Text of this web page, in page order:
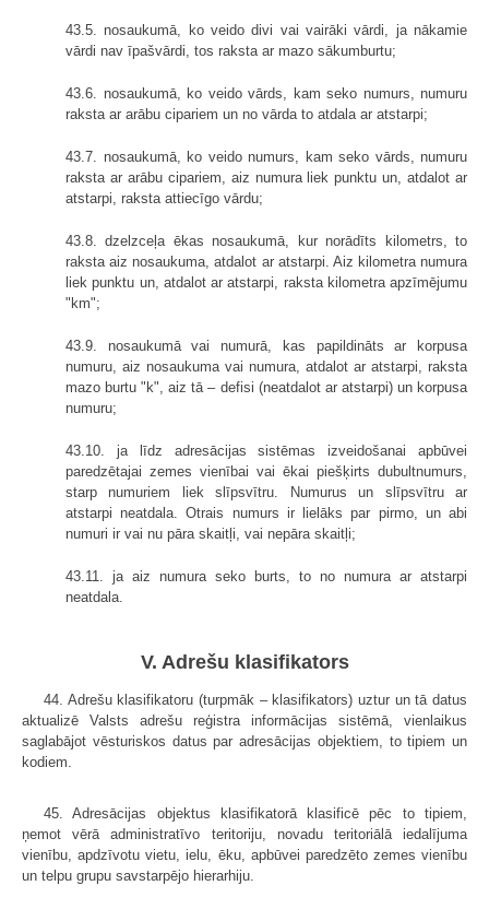
43.5. nosaukumā, ko veido divi vai vairāki vārdi, ja nākamie
vārdi nav īpašvārdi, tos raksta ar mazo sākumburtu;
43.6. nosaukumā, ko veido vārds, kam seko numurs, numuru
raksta ar arābu cipariem un no vārda to atdala ar atstarpi;
43.7. nosaukumā, ko veido numurs, kam seko vārds, numuru
raksta ar arābu cipariem, aiz numura liek punktu un, atdalot ar
atstarpi, raksta attiecīgo vārdu;
43.8. dzelzceļa ēkas nosaukumā, kur norādīts kilometrs, to
raksta aiz nosaukuma, atdalot ar atstarpi. Aiz kilometra numura
liek punktu un, atdalot ar atstarpi, raksta kilometra apzīmējumu
"km";
43.9. nosaukumā vai numurā, kas papildināts ar korpusa
numuru, aiz nosaukuma vai numura, atdalot ar atstarpi, raksta
mazo burtu "k", aiz tā – defisi (neatdalot ar atstarpi) un korpusa
numuru;
43.10. ja līdz adresācijas sistēmas izveidošanai apbūvei
paredzētajai zemes vienībai vai ēkai piešķirts dubultnumurs,
starp numuriem liek slīpsvītru. Numurus un slīpsvītru ar
atstarpi neatdala. Otrais numurs ir lielāks par pirmo, un abi
numuri ir vai nu pāra skaitļi, vai nepāra skaitļi;
43.11. ja aiz numura seko burts, to no numura ar atstarpi
neatdala.
V. Adrešu klasifikators
44. Adrešu klasifikatoru (turpmāk – klasifikators) uztur un tā datus
aktualizē Valsts adrešu reģistra informācijas sistēmā, vienlaikus
saglabājot vēsturiskos datus par adresācijas objektiem, to tipiem un
kodiem.
45. Adresācijas objektus klasifikatorā klasificē pēc to tipiem,
ņemot vērā administratīvo teritoriju, novadu teritoriālā iedalījuma
vienību, apdzīvotu vietu, ielu, ēku, apbūvei paredzēto zemes vienību
un telpu grupu savstarpējo hierarhiju.